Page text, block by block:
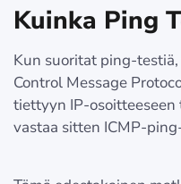
Kuinka Ping
Kun suoritat ping-
Control Message
tiettyyn IP-
vastaa sitten ICMP-